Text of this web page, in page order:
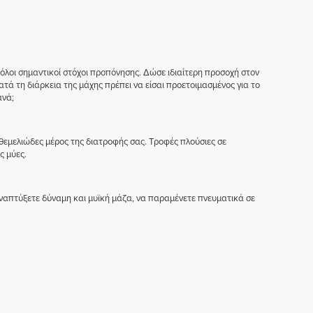
σημαντικοί στόχοι προπόνησης. Δώσε ιδιαίτερη προσοχή στον
τη διάρκεια της μάχης πρέπει να είσαι προετοιμασμένος για το
μέρος της διατροφής σας. Τροφές πλούσιες σε
μύες.
δύναμη και μυϊκή μάζα, να παραμένετε πνευματικά σε